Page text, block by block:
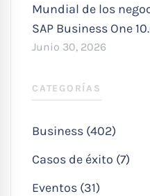
Mundial de los
SAP Business One
Junio 30, 2026
CATEGORÍAS
Business (402)
Casos de éxito (7)
Eventos (31)